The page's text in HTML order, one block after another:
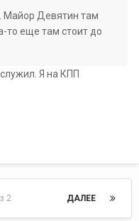
Майор Девятин там
то еще там стоит до
Я на КПП
ДАЛЕЕ
2